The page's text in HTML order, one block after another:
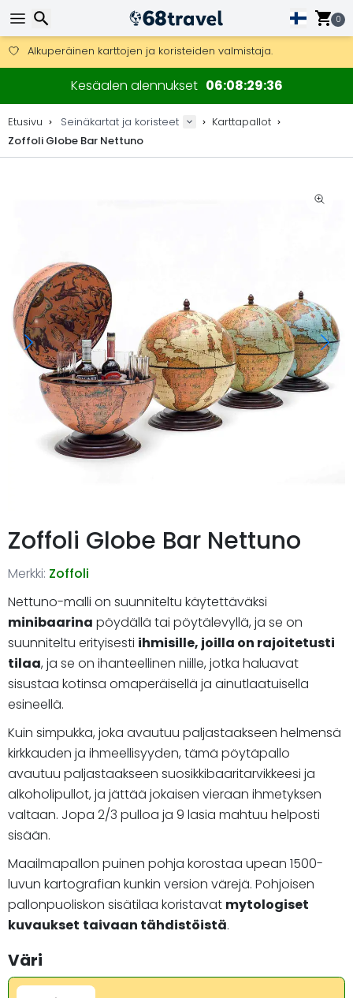
0
Mahdollisuus lähettää DHL Express -lähetyksenä (toimitus 24
30 päivää palautukseen, 90 päivää puukarttoihin ja koristeisiin.
Alkuperäinen karttojen ja koristeiden valmistaja.
Kesäalen alennukset 06082936
Etusivu Seinäkartat ja koristeet
Karttapallot
Zoffoli Globe Bar Nettuno
Zoffoli Globe Bar Nettuno
Merkki: Zoffoli
Nettuno-malli on suunniteltu käytettäväksi
minibaarina pöydällä tai pöytälevyllä, ja se on
suunniteltu erityisesti ihmisille, joilla on rajoitetusti
tilaa, ja se on ihanteellinen niille, jotka haluavat
sisustaa kotinsa omaperäisellä ja ainutlaatuisella
esineellä.
Kuin simpukka, joka avautuu paljastaakseen helmensä
kirkkauden ja ihmeellisyyden, tämä pöytäpallo
avautuu paljastaakseen suosikkibaaritarvikkeesi ja
alkoholipullot, ja jättää jokaisen vieraan ihmetyksen
valtaan. Jopa 2/3 pulloa ja 9 lasia mahtuu helposti
sisään.
Maailmapallon puinen pohja korostaa upean 1500-
luvun kartografian kunkin version värejä. Pohjoisen
pallonpuoliskon sisätilaa koristavat mytologiset
kuvaukset taivaan tähdistöistä.
Väri